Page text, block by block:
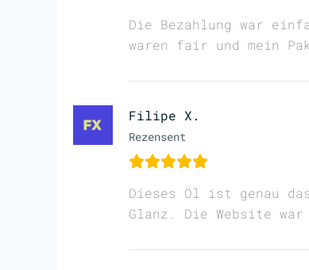
Die Bezahlung war
waren fair und mein
Filipe X.
Rezensent
Dieses Öl ist genau
Glanz. Die Website